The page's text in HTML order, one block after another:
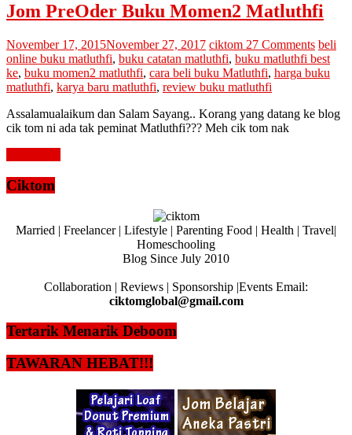
Jom PreOder Buku Momen2 Matluthfi
November 17, 2015November 27, 2017 ciktom 27 Comments beli
online buku matluthfi, buku catatan matluthfi, buku matluthfi best
ke, buku momen2 matluthfi, cara beli buku Matluthfi, harga buku
matluthfi, karya baru matluthfi, review buku matluthfi
Assalamualaikum dan Salam Sayang.. Korang yang datang ke blog
cik tom ni ada tak peminat Matluthfi??? Meh cik tom nak
Ciktom
Married | Freelancer | Lifestyle | Parenting Food | Health | Travel|
Homeschooling
Blog Since July 2010
Collaboration | Reviews | Sponsorship |Events Email:
ciktomglobal@gmail.com
Tertarik Menarik Deboom
TAWARAN HEBAT!!!